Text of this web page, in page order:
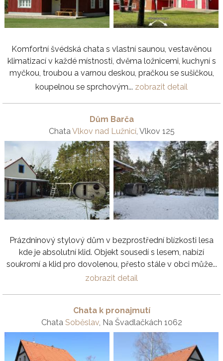
Komfortní švédská chata s vlastní saunou, vestavěnou
klimatizací v každé místnosti, dvěma ložnicemi, kuchyní s
myčkou, troubou a varnou deskou, pračkou se sušičkou,
koupelnou se sprchovým... zobrazit detail
Dům Barča
Chata Vlkov nad Lužnicí, Vlkov 125
Prázdninový stylový dům v bezprostřední blízkosti lesa
kde je absolutní klid. Objekt sousedí s lesem, nabízí
soukromí a klid pro dovolenou, přesto stále v obci může...
zobrazit detail
Chata k pronajmutí
Chata Soběslav, Na Švadlačkách 1062